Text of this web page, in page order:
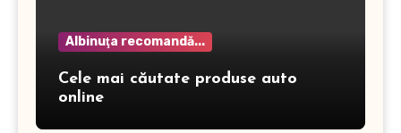
Albinuţa recomandă...
Cele mai căutate produse auto
online